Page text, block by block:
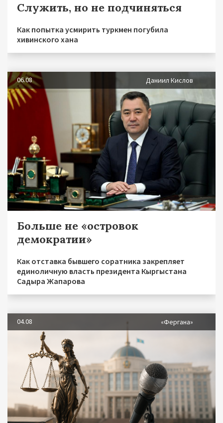
Служить, но не подчиняться
Как попытка усмирить туркмен погубила
хивинского хана
06.08 Даниил Кислов
Больше не «островок
демократии»
Как отставка бывшего соратника закрепляет
единоличную власть президента Кыргыстана
Садыра Жапарова
04.08 «Фергана»